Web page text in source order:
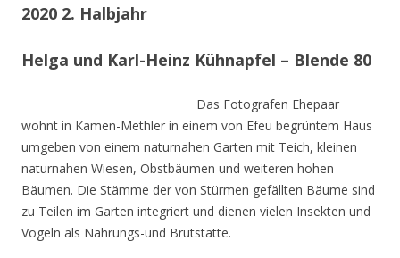
2020 2. Halbjahr
Helga und Karl-Heinz Kühnapfel – Blende 80
Das Fotografen Ehepaar
wohnt in Kamen-Methler in einem von Efeu begrüntem Haus
umgeben von einem naturnahen Garten mit Teich, kleinen
naturnahen Wiesen, Obstbäumen und weiteren hohen
Bäumen. Die Stämme der von Stürmen gefällten Bäume sind
zu Teilen im Garten integriert und dienen vielen Insekten und
Vögeln als Nahrungs-und Brutstätte.